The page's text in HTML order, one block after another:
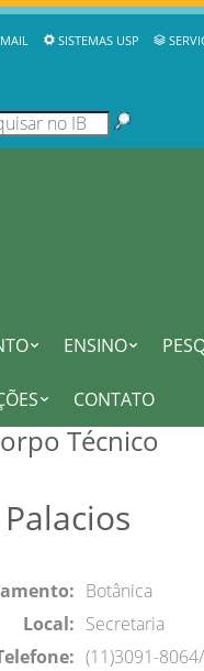
SISTEMAS USP
ENSINO
CONTATO
Técnico
Botânica
Local: Secretaria
(11)3091-